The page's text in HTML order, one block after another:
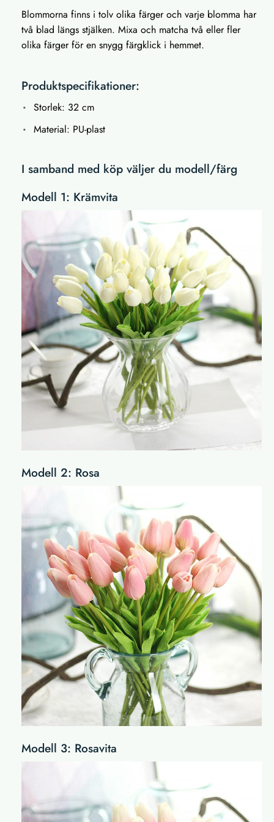
Blommorna finns i tolv olika färger och varje blomma har
två blad längs stjälken. Mixa och matcha två eller fler
olika färger för en snygg färgklick i hemmet.
Produktspecifikationer:
Storlek: 32 cm
Material: PU-plast
I samband med köp väljer du modell/färg
Modell 1: Krämvita
Modell 2: Rosa
Modell 3: Rosavita